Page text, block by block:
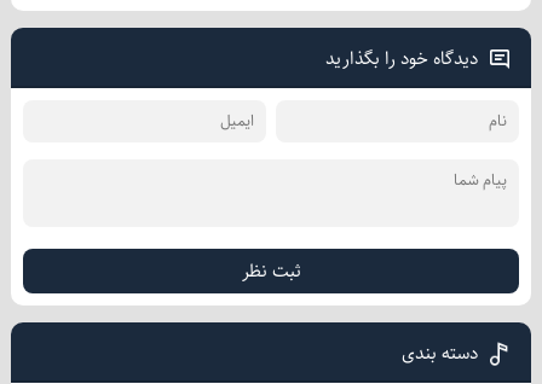
دیدگاه خود را بگذارید
ثبت نظر
دسته بندی